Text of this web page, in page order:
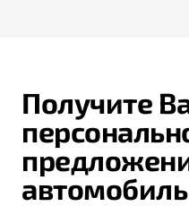
Получите